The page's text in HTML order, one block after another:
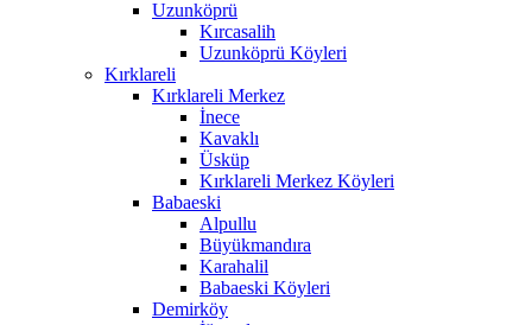
Uzunköprü
Kırcasalih
Uzunköprü Köyleri
Kırklareli
Kırklareli Merkez
İnece
Kavaklı
Üsküp
Kırklareli Merkez Köyleri
Babaeski
Alpullu
Büyükmandıra
Karahalil
Babaeski Köyleri
Demirköy